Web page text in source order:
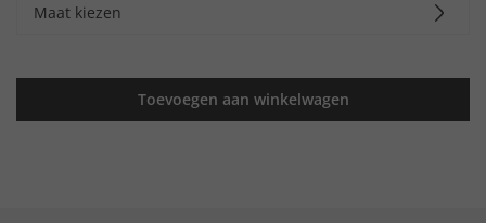
Maat kiezen
Toevoegen aan winkelwagen